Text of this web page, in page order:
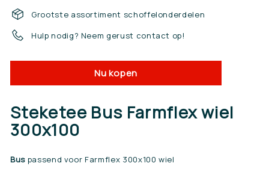
Grootste assortiment schoffelonderdelen
Hulp nodig? Neem gerust contact op!
Nu kopen
Steketee Bus Farmflex wiel
300x100
Buspassend voor Farmflex 300x100 wiel